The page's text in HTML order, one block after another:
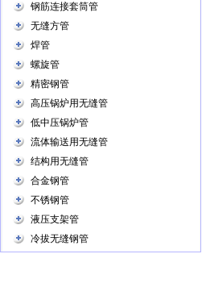
钢筋连接套筒管
无缝方管
焊管
螺旋管
精密钢管
高压锅炉用无缝管
低中压锅炉管
流体输送用无缝管
结构用无缝管
合金钢管
不锈钢管
液压支架管
冷拔无缝钢管